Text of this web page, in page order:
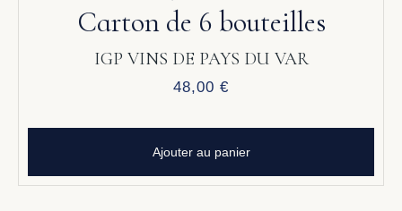
Carton de 6 bouteilles
IGP VINS DE PAYS DU VAR
48,00 €
Ajouter au panier